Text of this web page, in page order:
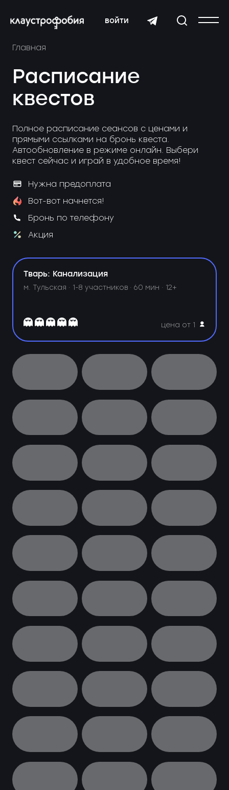
войти
Главная
Расписание
квестов
Полное расписание сеансов с ценами и
прямыми ссылками на бронь квеста.
Автообновление в режиме онлайн. Выбери
квест сейчас и играй в удобное время!
Нужна предоплата
Вот-вот начнется!
Бронь по телефону
Акция
Тварь: Канализация
м. Тульская · 1-8 участников · 60 мин · 12+
цена от 1